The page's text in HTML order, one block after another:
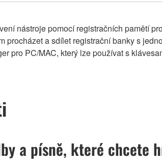
nástroje pomocí registračních pamětí
a sdílet registrační banky s
pro PC/MAC, který lze používat s
a písně, které chcete